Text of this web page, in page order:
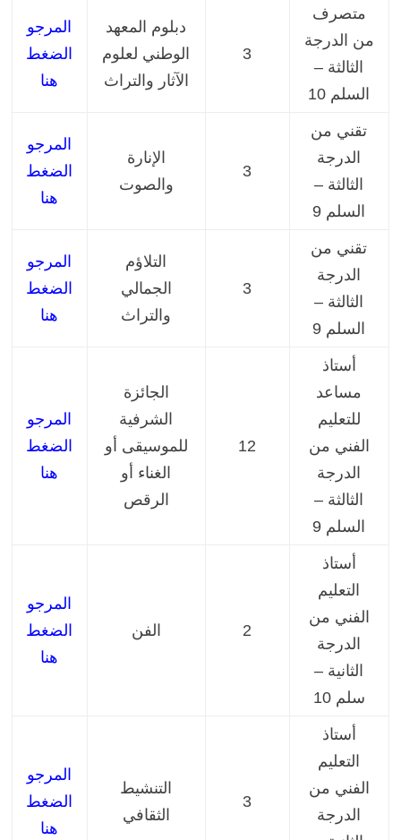
المرجو
الضغط
هنا
دبلوم المعهد
الوطني لعلوم
الآثار والتراث
3
متصرف
من الدرجة
الثالثة –
السلم 10
المرجو
الضغط
هنا
الإنارة
والصوت
3
تقني من
الدرجة
الثالثة –
السلم 9
المرجو
الضغط
هنا
التلاؤم
الجمالي
والتراث
3
تقني من
الدرجة
الثالثة –
السلم 9
المرجو
الضغط
هنا
الجائزة
الشرفية
للموسيقى أو
الغناء أو
الرقص
12
أستاذ
مساعد
للتعليم
الفني من
الدرجة
الثالثة –
السلم 9
المرجو
الضغط
هنا
الفن 2
أستاذ
التعليم
الفني من
الدرجة
الثانية –
سلم 10
المرجو
الضغط
هنا
التنشيط
الثقافي
3
أستاذ
التعليم
الفني من
الدرجة